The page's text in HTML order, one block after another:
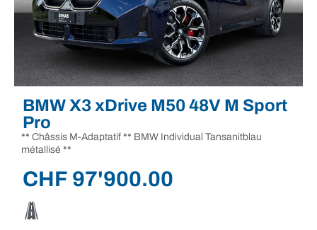
BMW X3 xDrive M50 48V M Sport
Pro
** Châssis M-Adaptatif ** BMW Individual Tansanitblau
métallisé **
CHF 97'900.00